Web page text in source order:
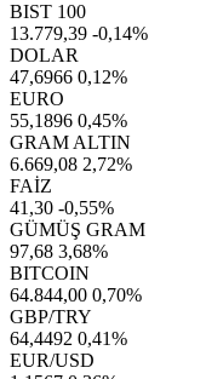
BIST 100
13.779,39 -0,14%
DOLAR
47,6966 0,12%
EURO
55,1896 0,45%
GRAM ALTIN
6.669,08 2,72%
FAİZ
41,30 -0,55%
GÜMÜŞ GRAM
97,68 3,68%
BITCOIN
64.844,00 0,70%
GBP/TRY
64,4492 0,41%
EUR/USD